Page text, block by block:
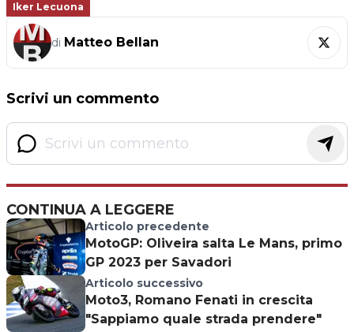
Iker Lecuona
di Matteo Bellan
Scrivi un commento
CONTINUA A LEGGERE
Articolo precedente
MotoGP: Oliveira salta Le Mans, primo
GP 2023 per Savadori
Articolo successivo
Moto3, Romano Fenati in crescita
"Sappiamo quale strada prendere"